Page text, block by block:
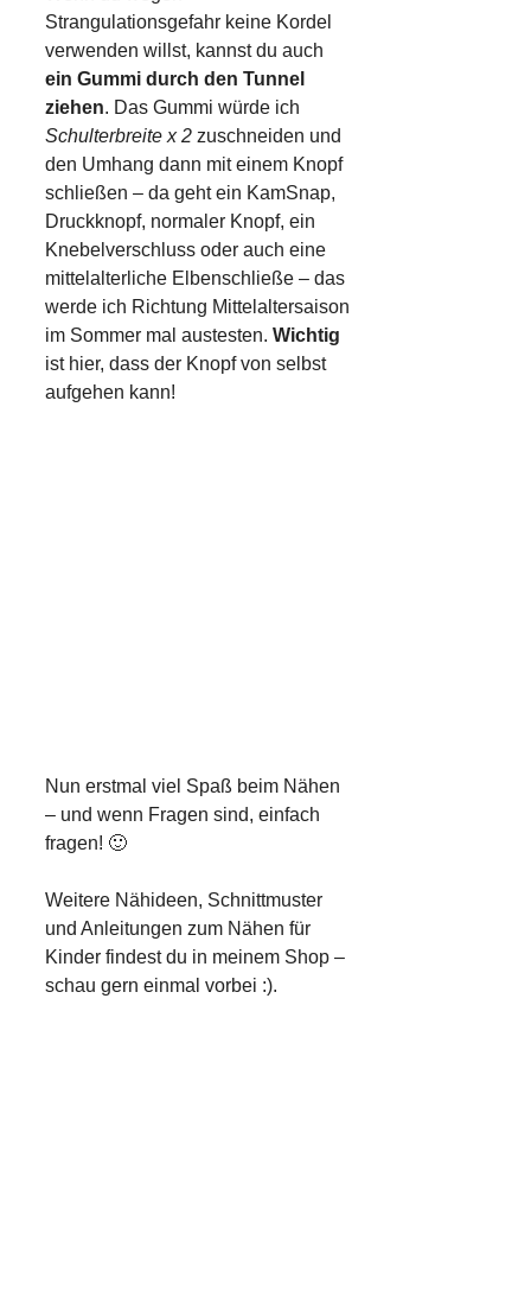
Strangulationsgefahr keine Kordel
verwenden willst, kannst du auch
ein Gummi durch den Tunnel
ziehen. Das Gummi würde ich
Schulterbreite x 2 zuschneiden und
den Umhang dann mit einem Knopf
schließen – da geht ein KamSnap,
Druckknopf, normaler Knopf, ein
Knebelverschluss oder auch eine
mittelalterliche Elbenschließe – das
werde ich Richtung Mittelaltersaison
im Sommer mal austesten. Wichtig
ist hier, dass der Knopf von selbst
aufgehen kann!
Nun erstmal viel Spaß beim Nähen
– und wenn Fragen sind, einfach
fragen! 🙂
Weitere Nähideen, Schnittmuster
und Anleitungen zum Nähen für
Kinder findest du in meinem Shop –
schau gern einmal vorbei :).